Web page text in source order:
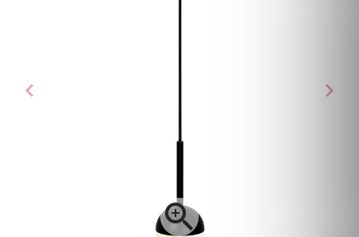
chevron_left

chevron_right